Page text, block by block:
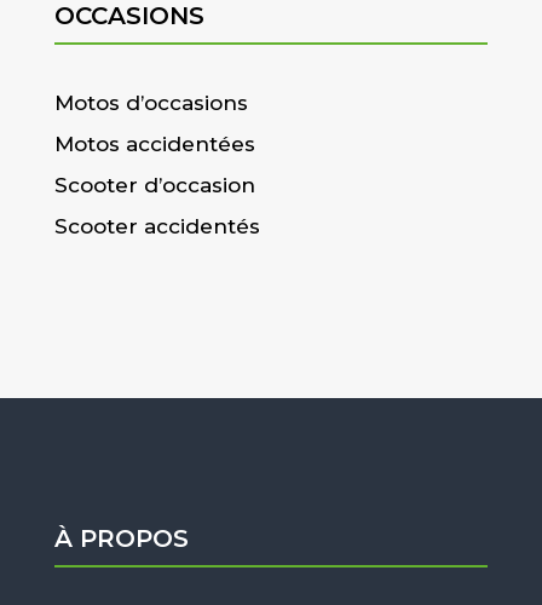
OCCASIONS
Motos d’occasions
Motos accidentées
Scooter d’occasion
Scooter accidentés
À PROPOS